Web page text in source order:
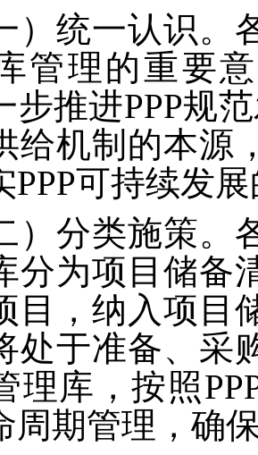
统一认识。各
管理的重要
步推进PPP规
给机制的本源
PPP可持续发
分类施策。各
分为项目储备
目，纳入项目
处于准备、采
理库，按照
周期管理，确